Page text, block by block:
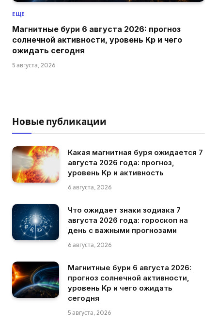
ЕЩЕ
Магнитные бури 6 августа 2026: прогноз
солнечной активности, уровень Kp и чего
ожидать сегодня
5 августа, 2026
Новые публикации
Какая магнитная буря ожидается 7
августа 2026 года: прогноз,
уровень Kp и активность
6 августа, 2026
Что ожидает знаки зодиака 7
августа 2026 года: гороскоп на
день с важными прогнозами
6 августа, 2026
Магнитные бури 6 августа 2026:
прогноз солнечной активности,
уровень Kp и чего ожидать
сегодня
5 августа, 2026